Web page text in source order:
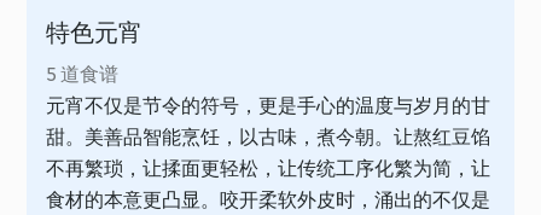
特色元宵
5 道食谱
元宵不仅是节令的符号，更是手心的温度与岁月的甘
甜。美善品智能烹饪，以古味，煮今朝。让熬红豆馅
不再繁琐，让揉面更轻松，让传统工序化繁为简，让
食材的本意更凸显。咬开柔软外皮时，涌出的不仅是